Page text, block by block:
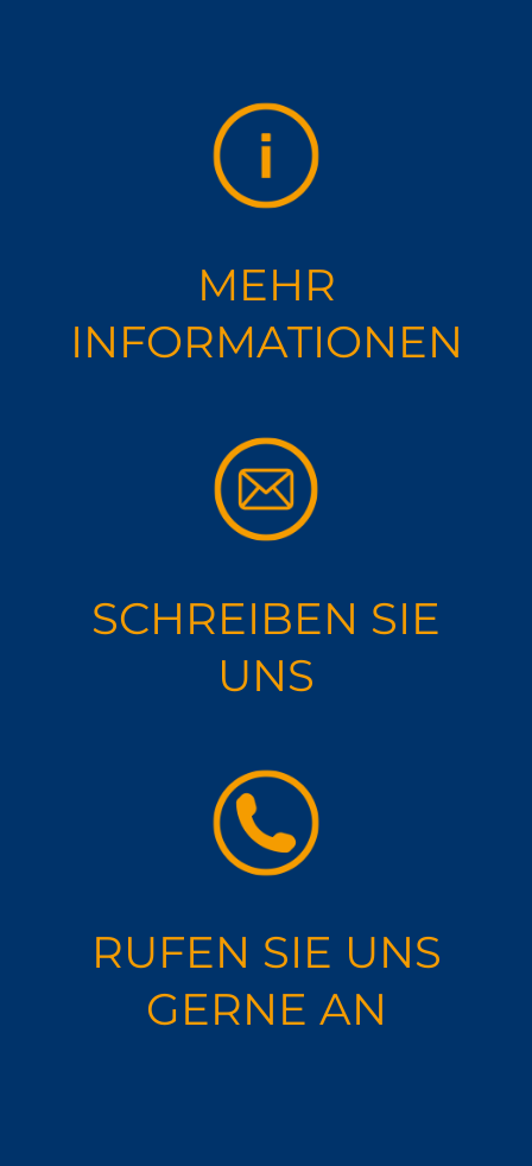
MEHR
INFORMA­TIONEN
SCHREIBEN SIE
UNS
RUFEN SIE UNS
GERNE AN